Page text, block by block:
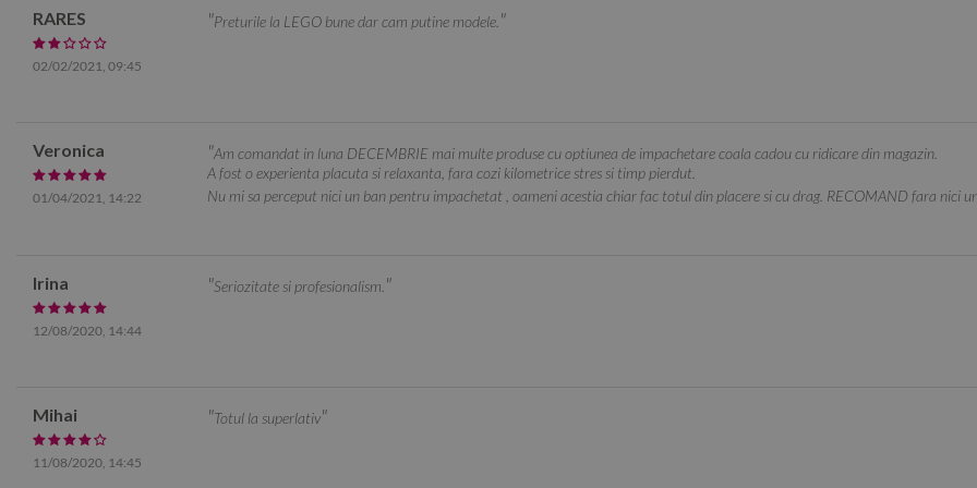
RARES
02/02/2021, 09:45
Preturile la LEGO bune dar cam putine modele.
Veronica
01/04/2021, 14:22
Am comandat in luna DECEMBRIE mai multe produse cu optiunea de impachetare coala cadou cu ridicare din magazin.
A fost o experienta placuta si relaxanta, fara cozi kilometrice stres si timp pierdut.
Nu mi sa perceput nici un ban pentru impachetat , oameni acestia chiar fac totul din placere si cu drag. RECOMAND fara nici
Irina
12/08/2020, 14:44
Seriozitate si profesionalism.
Mihai
11/08/2020, 14:45
Totul la superlativ